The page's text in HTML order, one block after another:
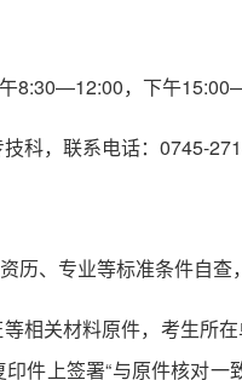
8:30—12:00，下午
科，联系电话：0745-
历、专业等标准条件自查
相关材料原件，考生所
件上签署“与原件核对